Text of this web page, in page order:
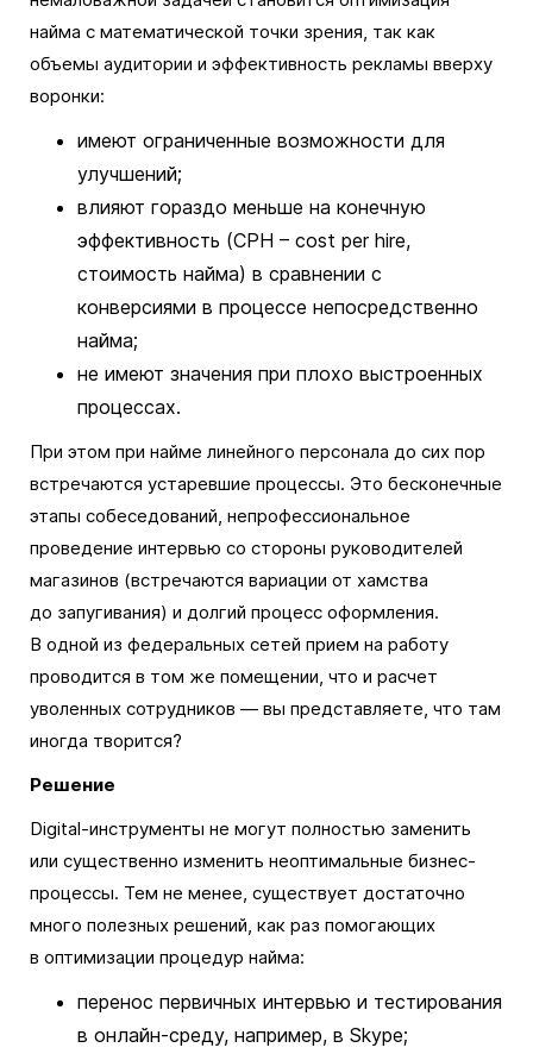
найма с математической точки зрения, так как
объемы аудитории и эффективность рекламы вверху
воронки:
имеют ограниченные возможности для
улучшений;
влияют гораздо меньше на конечную
эффективность (CPH – cost per hire,
стоимость найма) в сравнении с
конверсиями в процессе непосредственно
найма;
не имеют значения при плохо выстроенных
процессах.
При этом при найме линейного персонала до сих пор
встречаются устаревшие процессы. Это бесконечные
этапы собеседований, непрофессиональное
проведение интервью со стороны руководителей
магазинов (встречаются вариации от хамства
до запугивания) и долгий процесс оформления.
В одной из федеральных сетей прием на работу
проводится в том же помещении, что и расчет
уволенных сотрудников — вы представляете, что там
иногда творится?
Решение
Digital-инструменты не могут полностью заменить
или существенно изменить неоптимальные бизнес-
процессы. Тем не менее, существует достаточно
много полезных решений, как раз помогающих
в оптимизации процедур найма:
перенос первичных интервью и тестирования
в онлайн-среду, например, в Skype;